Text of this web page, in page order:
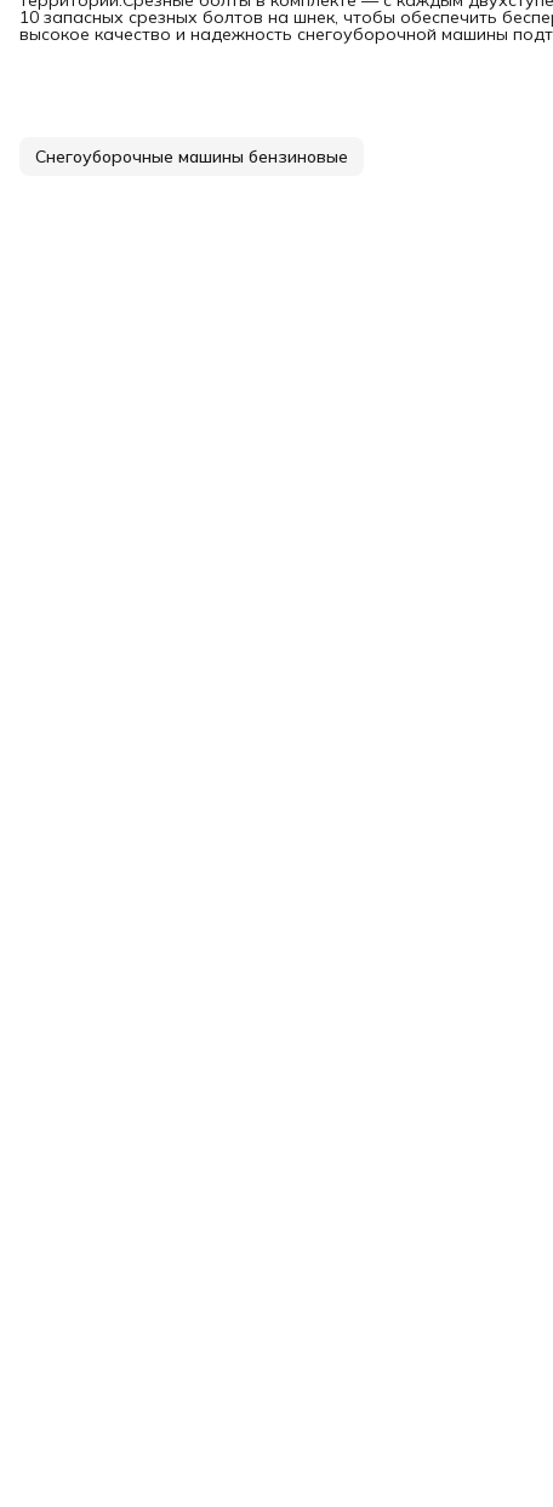
10 запасных срезных болтов на шнек, чтобы обеспечить
высокое качество и надежность снегоуборочной машины
Снегоуборочные машины бензиновые